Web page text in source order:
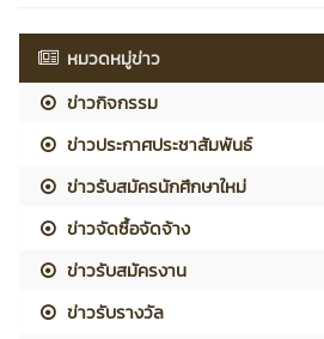
หมวดหมู่ข่าว
ข่าวกิจกรรม
ข่าวประกาศประชาสัมพันธ์
ข่าวรับสมัครนักศึกษาใหม่
ข่าวจัดซื้อจัดจ้าง
ข่าวรับสมัครงาน
ข่าวรับรางวัล